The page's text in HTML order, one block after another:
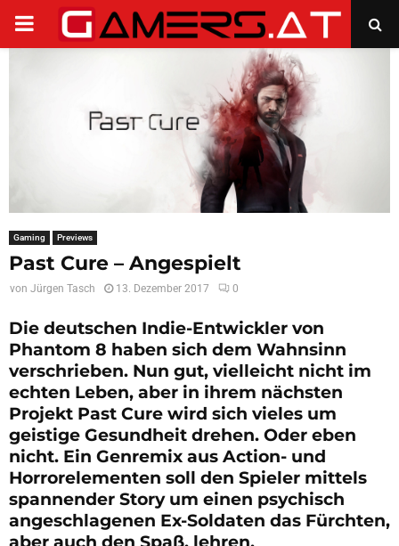
PRIMARY
Gaming Previews
Past Cure – Angespielt
von Jürgen Tasch 13. Dezember 2017 0
Die deutschen Indie-Entwickler von
Phantom 8 haben sich dem Wahnsinn
verschrieben. Nun gut, vielleicht nicht im
echten Leben, aber in ihrem nächsten
Projekt Past Cure wird sich vieles um
geistige Gesundheit drehen. Oder eben
nicht. Ein Genremix aus Action- und
Horrorelementen soll den Spieler mittels
spannender Story um einen psychisch
angeschlagenen Ex-Soldaten das Fürchten,